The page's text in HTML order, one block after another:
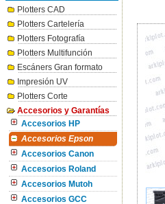
Plotters CAD
Plotters Cartelería
Plotters Fotografía
Plotters Multifunción
Escáners Gran formato
Impresión UV
Plotters Corte
Accesorios y Garantías
Accesorios HP
Accesorios Epson
Accesorios Canon
Accesorios Roland
Accesorios Mutoh
Accesorios GCC